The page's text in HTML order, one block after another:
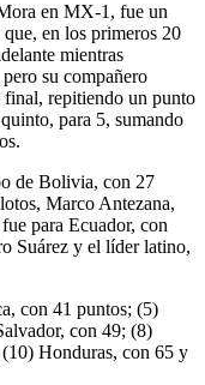
en MX-1, fue un
en los primeros 20
mientras
su compañero
final, repitiendo un punto
para 5, sumando
de Bolivia, con 27
Marco Antezana,
para Ecuador, con
Suárez y el líder latino,
con 41 puntos; (5)
con 49; (8)
Honduras, con 65 y